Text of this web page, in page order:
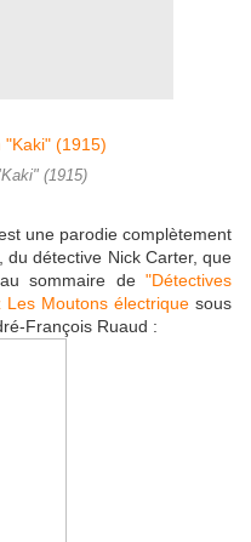
(1915)
une parodie complètement
, du détective Nick Carter, que
sommaire de "Détectives
Moutons électriquesous
François Ruaud :